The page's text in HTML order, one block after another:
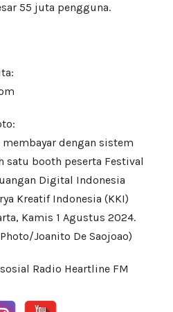
55 juta pengguna.
dengan sistem
satu booth peserta Festival
Digital Indonesia
Kreatif Indonesia (KKI)
Kamis 1 Agustus 2024.
Joanito De Saojoao)
Radio Heartline FM